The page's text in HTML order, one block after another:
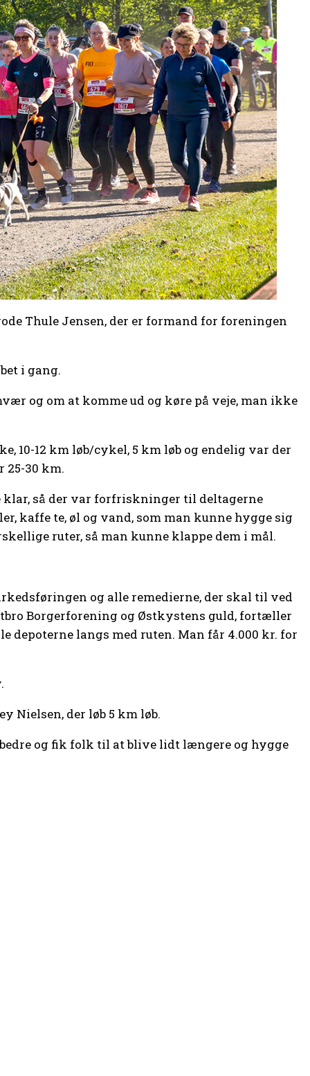
Thule Jensen, der er formand for foreningen
i gang.
og om at komme ud og køre på veje, man ikke
10-12 km løb/cykel, 5 km løb og endelig var der
25-30 km.
så der var forfriskninger til deltagerne
kaffe te, øl og vand, som man kunne hygge sig
ruter, så man kunne klappe dem i mål.
og alle remedierne, der skal til ved
Borgerforening og Østkystens guld, fortæller
depoterne langs med ruten. Man får 4.000 kr. for
Nielsen, der løb 5 km løb.
og fik folk til at blive lidt længere og hygge